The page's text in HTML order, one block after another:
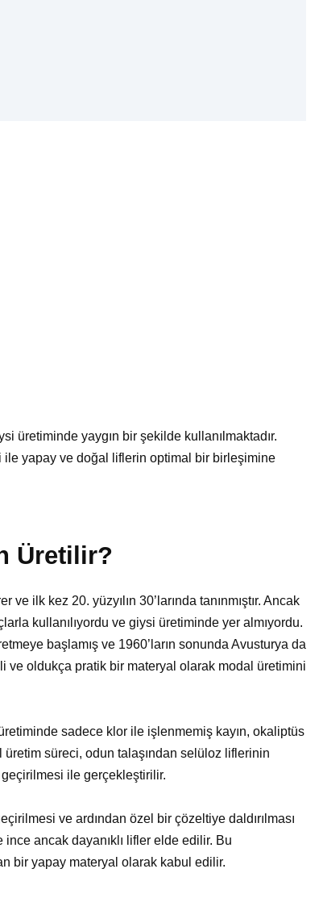
üretiminde yaygın bir şekilde kullanılmaktadır.
yapay ve doğal liflerin optimal bir birleşimine
Üretilir?
ilk kez 20. yüzyılın 30’larında tanınmıştır. Ancak
kullanılıyordu ve giysi üretiminde yer almıyordu.
başlamış ve 1960’ların sonunda Avusturya da
ve oldukça pratik bir materyal olarak modal üretimini
sadece klor ile işlenmemiş kayın, okaliptüs
süreci, odun talaşından selüloz liflerinin
ile gerçekleştirilir.
ve ardından özel bir çözeltiye daldırılması
ancak dayanıklı lifler elde edilir. Bu
bir yapay materyal olarak kabul edilir.